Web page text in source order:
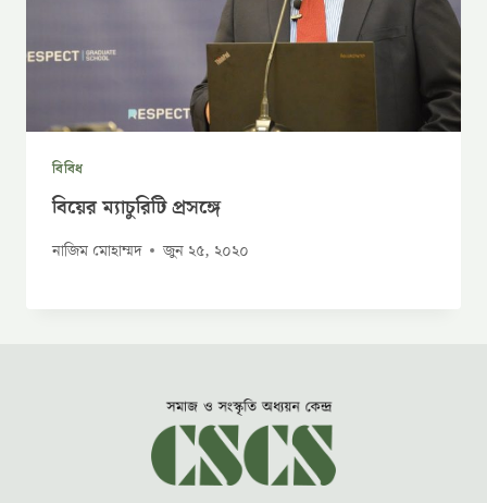
বিবিধ
বিয়ের ম্যাচুরিটি প্রসঙ্গে
নাজিম মোহাম্মদ জুন ২৫, ২০২০